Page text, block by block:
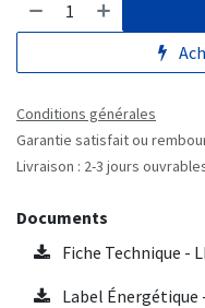
Conditions générales
Garantie satisfait ou
Livraison : 2-3 jours
Documents
Fiche Technique -
Label Énergétique